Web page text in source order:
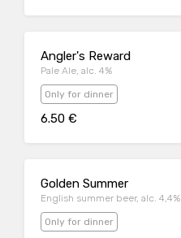
Angler's Reward
Pale Ale, alc. 4%
Only for dinner
6.50 €
Golden Summer
English summer beer, alc. 4,4%
Only for dinner